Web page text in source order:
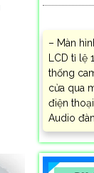
– Màn
LCD tỉ lệ
thống
cửa qua
điện
Audio